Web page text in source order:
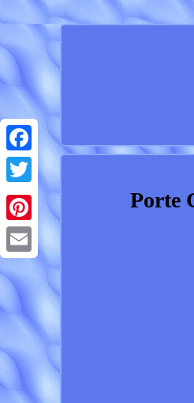
Facebook
Twitter
Pinterest
Email
Porte